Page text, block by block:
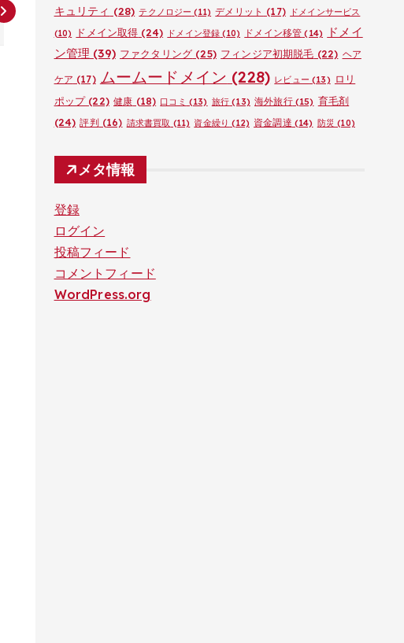
キュリティ (28) テクノロジー (11) デメリット (17)
ドメインサービス
(10)
ドメイン取得 (24) ドメイン登録 (10) ドメイン移管 (14)
ドメイ
ン管理 (39) ファクタリング (25) フィンジア初期脱毛 (22) ヘア
ケア (17) ムームードメイン (228) レビュー (13) ロリ
ポップ(22) 健康 (18) 口コミ (13) 旅行 (13) 海外旅行(15) 育毛剤
(24) 評判 (16) 請求書買取 (11) 資金繰り (12) 資金調達 (14) 防災 (10)
メタ情報
登録
ログイン
投稿フィード
コメントフィード
WordPress.org